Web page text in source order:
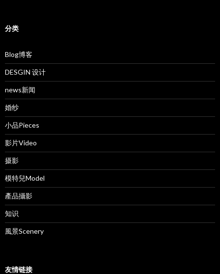
分类
Blog博客
DESGIN 设计
news新闻
婚纱
小品Pieces
影片Video
摄影
模特兒Model
產品攝影
知识
風景Scenery
友情链接